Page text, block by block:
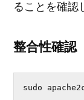
ることを確認
整合性確認
sudo